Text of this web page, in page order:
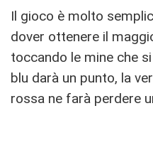
Il gioco è molto
dover ottenere il
toccando le mine che
blu darà un punto, la
rossa ne farà perdere